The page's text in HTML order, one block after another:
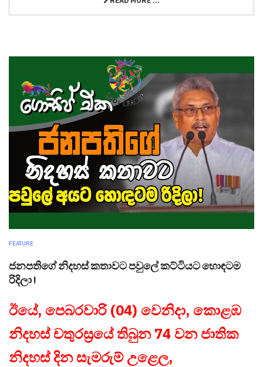
FEATURE
ජනපතිගේ නිදහස් කතාවට පවුලේ කට්ටියට හොඳටම
රිදිලා !
ඊයේ, පෙබරවාරි (04) වෙනිදා, කොළඹ
නිදහස් චතුරස්‍රයේ තිබුන 74 වන ජාතික
නිදහස් දින සැමරුම් උළෙල,